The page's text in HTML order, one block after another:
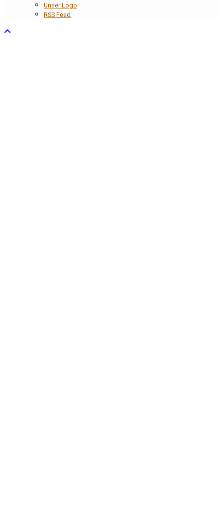
Unser Logo
RSS Feed